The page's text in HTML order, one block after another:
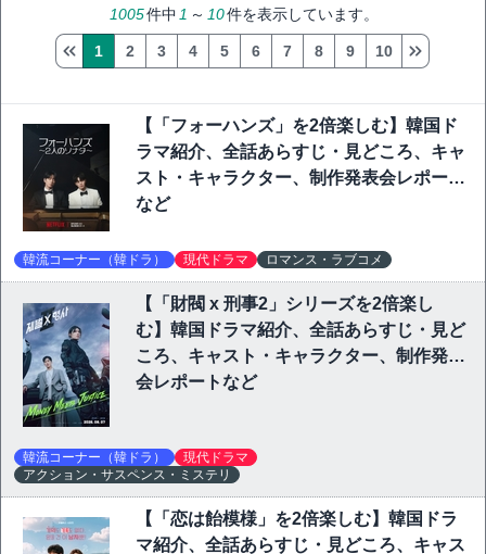
1005件中 1 ～ 10件を表示しています。
1 2 3 4 5 6 7 8 9 10
【「フォーハンズ」を2倍楽しむ】韓国ド
ラマ紹介、全話あらすじ・見どころ、キャ
スト・キャラクター、制作発表会レポート
など
韓流コーナー（韓ドラ） 現代ドラマ ロマンス・ラブコメ
【「財閥 x 刑事2」シリーズを2倍楽し
む】韓国ドラマ紹介、全話あらすじ・見ど
ころ、キャスト・キャラクター、制作発表
会レポートなど
韓流コーナー（韓ドラ）
現代ドラマ
アクション・サスペンス・ミステリ
【「恋は飴模様」を2倍楽しむ】韓国ドラ
マ紹介、全話あらすじ・見どころ、キャス